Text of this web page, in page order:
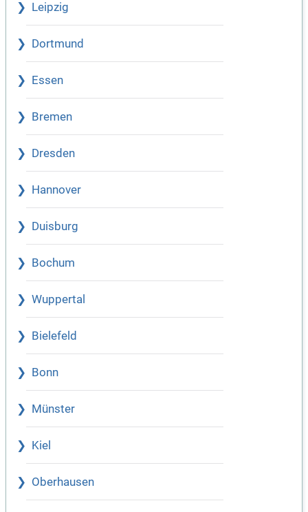
Leipzig
Dortmund
Essen
Bremen
Dresden
Hannover
Duisburg
Bochum
Wuppertal
Bielefeld
Bonn
Münster
Kiel
Oberhausen